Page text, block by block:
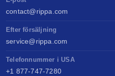
contact@rippa.com
Efter försäljning
service@rippa.com
Telefonnummer i USA
+1 877-747-7280